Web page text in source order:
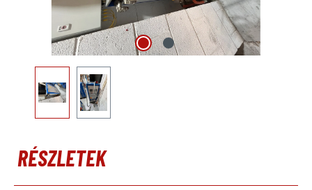
RÉSZLETEK